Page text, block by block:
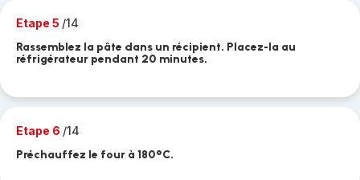
Etape 5 /14
Rassemblez la pâte dans un récipient. Placez-la au
réfrigérateur pendant 20 minutes.
Etape 6 /14
Préchauffez le four à 180°C.